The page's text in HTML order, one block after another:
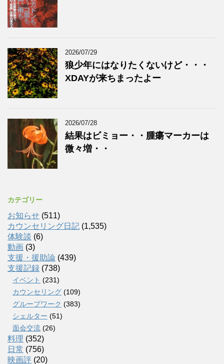
2026/07/29
狼少年にはなりたくないけど・・・
XDAYが来ちまったよー
2026/07/28
結果はビミョー・・腫瘍マーカーは
微々増・・
カテゴリー
お知らせ (511)
カウンセリング日記 (1,535)
体験談 (6)
動画 (3)
支援・援助論 (439)
支援記録 (738)
イベント (231)
カウンセリング (109)
グループワーク (383)
シェルター (51)
面会交流 (26)
料理 (352)
日常 (756)
映画評 (20)